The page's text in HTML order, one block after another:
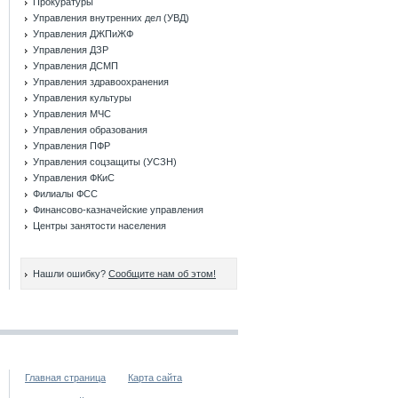
Управления внутренних дел (УВД)
Управления ДЖПиЖФ
Управления ДЗР
Управления ДСМП
Управления здравоохранения
Управления культуры
Управления МЧС
Управления образования
Управления ПФР
Управления соцзащиты (УСЗН)
Управления ФКиС
Филиалы ФСС
Финансово-казначейские управления
Центры занятости населения
Нашли ошибку? Сообщите нам об этом!
Главная страница Карта сайта